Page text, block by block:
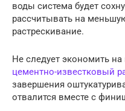
воды система будет
рассчитывать на
растрескивание.
Не следует экономить
цементно-известковый
завершения
отвалится вместе с